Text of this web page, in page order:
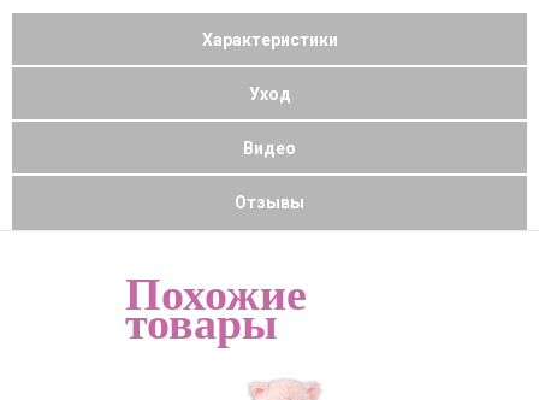
Характеристики
Уход
Видео
Отзывы
Похожие
товары